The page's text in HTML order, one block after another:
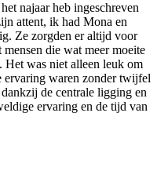
najaar heb ingeschreven
attent, ik had Mona en
Ze zorgden er altijd voor
die wat meer moeite
Het was niet alleen leuk om
ervaring waren zonder twijfel
de centrale ligging en
ervaring en de tijd van